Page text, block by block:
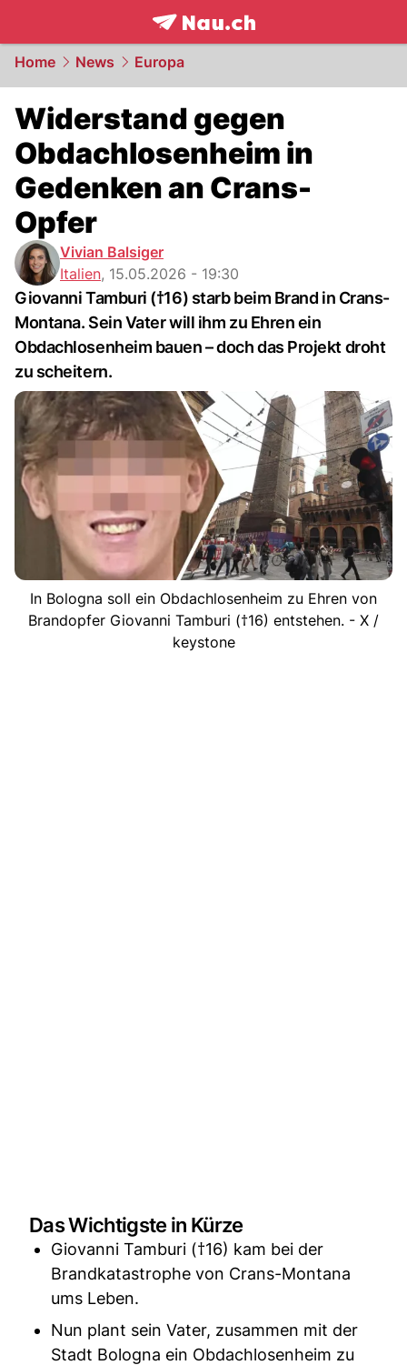
frontpage.NAU.ch
Home News Europa
Widerstand gegen
Obdachlosenheim in
Gedenken an Crans-
Opfer
Vivian Balsiger
Italien, 15.05.2026 - 19:30
Giovanni Tamburi (†16) starb beim Brand in Crans-
Montana. Sein Vater will ihm zu Ehren ein
Obdachlosenheim bauen – doch das Projekt droht
zu scheitern.
In Bologna soll ein Obdachlosenheim zu Ehren von
Brandopfer Giovanni Tamburi (†16) entstehen. - X /
keystone
Das Wichtigste in Kürze
Giovanni Tamburi (†16) kam bei der
Brandkatastrophe von Crans-Montana
ums Leben.
Nun plant sein Vater, zusammen mit der
Stadt Bologna ein Obdachlosenheim zu